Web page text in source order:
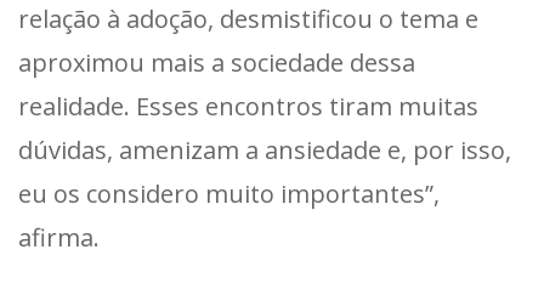
relação à adoção, desmistificou o tema e
aproximou mais a sociedade dessa
realidade. Esses encontros tiram muitas
dúvidas, amenizam a ansiedade e, por isso,
eu os considero muito importantes”,
afirma.